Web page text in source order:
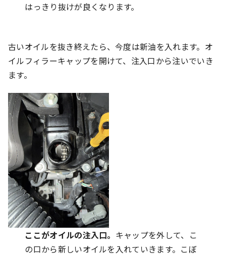
はっきり抜けが良くなります。
古いオイルを抜き終えたら、今度は新油を入れます。オ
イルフィラーキャップを開けて、注入口から注いでいき
ます。
ここがオイルの注入口。 キャップを外して、こ
の口から新しいオイルを入れていきます。こぼ